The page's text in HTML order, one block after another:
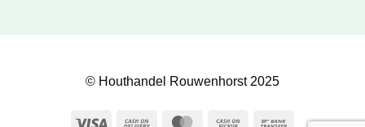
© Houthandel Rouwenhorst 2025
Visa Cash MasterCard
Cash Bank